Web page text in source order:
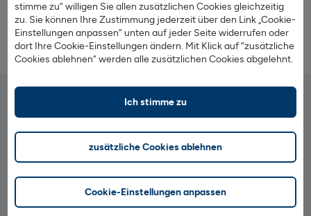
stimme zu“ willigen Sie allen zusätzlichen Cookies gleichzeitig
zu. Sie können Ihre Zustimmung jederzeit über den Link „Cookie-
Einstellungen anpassen“ unten auf jeder Seite widerrufen oder
dort Ihre Cookie-Einstellungen ändern. Mit Klick auf “zusätzliche
Cookies ablehnen“ werden alle zusätzlichen Cookies abgelehnt.
Ich stimme zu
zusätzliche Cookies ablehnen
Cookie-Einstellungen anpassen
Weiter zur Deutschen Kautionskasse
Hinweis zur Produktvermittlung
BLZ: 500 502 01